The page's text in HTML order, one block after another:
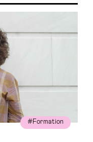
#Formation